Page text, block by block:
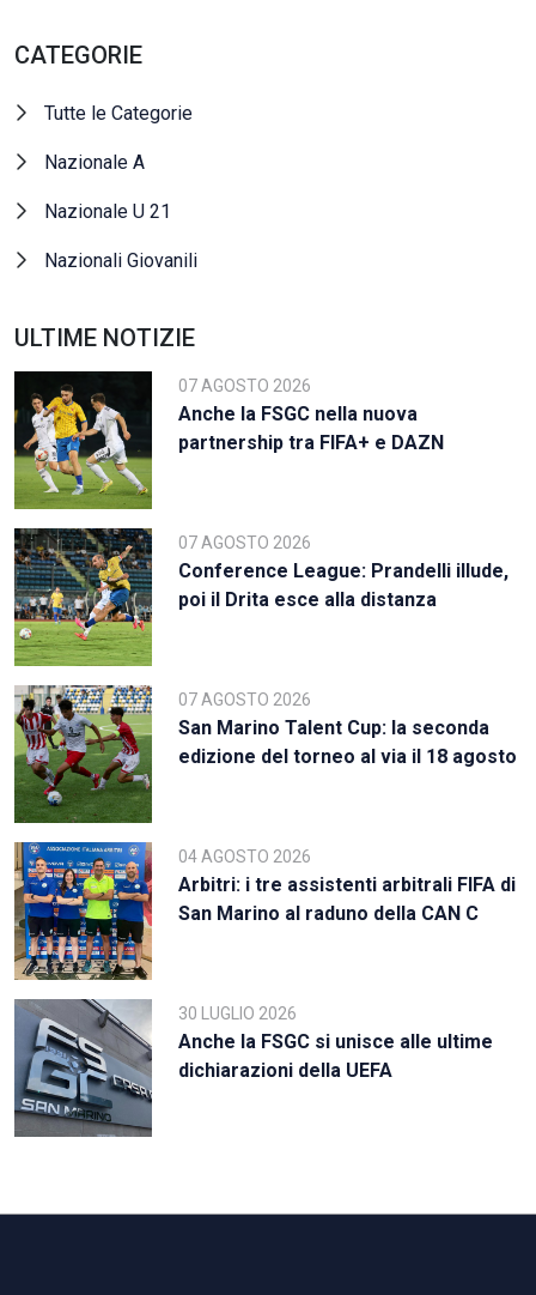
CATEGORIE
Tutte le Categorie
Nazionale A
Nazionale U 21
Nazionali Giovanili
ULTIME NOTIZIE
07 AGOSTO 2026
Anche la FSGC nella nuova
partnership tra FIFA+ e DAZN
07 AGOSTO 2026
Conference League: Prandelli illude,
poi il Drita esce alla distanza
07 AGOSTO 2026
San Marino Talent Cup: la seconda
edizione del torneo al via il 18 agosto
04 AGOSTO 2026
Arbitri: i tre assistenti arbitrali FIFA di
San Marino al raduno della CAN C
30 LUGLIO 2026
Anche la FSGC si unisce alle ultime
dichiarazioni della UEFA